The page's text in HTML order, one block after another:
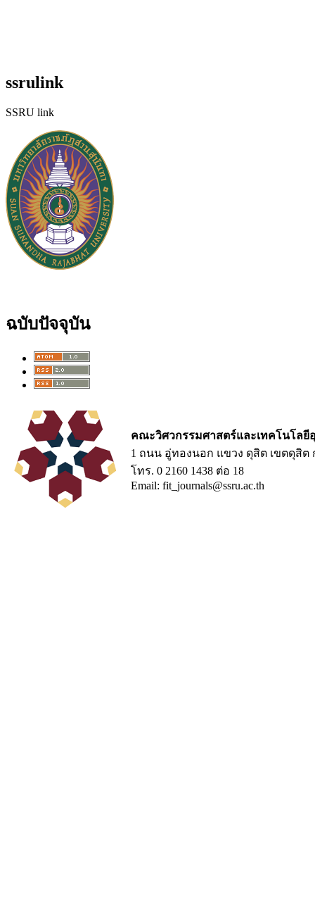
ssrulink
SSRU link
ฉบับปัจจุบัน
คณะวิศวกรรมศาสตร์และเทคโนโล
1 ถนน อู่ทองนอก แขวง ดุสิต เขตดุสิต
โทร. 0 2160 1438 ต่อ 18
Email: fit_journals@ssru.ac.th